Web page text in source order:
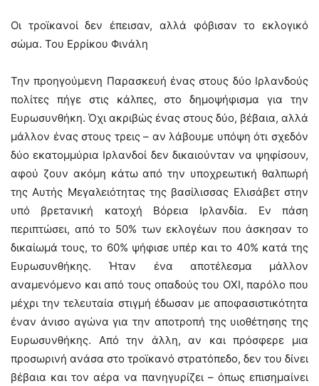
Οι τροϊκανοί δεν έπεισαν, αλλά φόβισαν το εκλογικό
σώμα. Του Ερρίκου Φινάλη
Την προηγούμενη Παρασκευή ένας στους δύο Ιρλανδούς
πολίτες πήγε στις κάλπες, στο δημοψήφισμα για την
Ευρωσυνθήκη. Όχι ακριβώς ένας στους δύο, βέβαια, αλλά
μάλλον ένας στους τρεις – αν λάβουμε υπόψη ότι σχεδόν
δύο εκατομμύρια Ιρλανδοί δεν δικαιούνταν να ψηφίσουν,
αφού ζουν ακόμη κάτω από την υποχρεωτική θαλπωρή
της Αυτής Μεγαλειότητας της βασίλισσας Ελισάβετ στην
υπό βρετανική κατοχή Βόρεια Ιρλανδία. Εν πάση
περιπτώσει, από το 50% των εκλογέων που άσκησαν το
δικαίωμά τους, το 60% ψήφισε υπέρ και το 40% κατά της
Ευρωσυνθήκης. Ήταν ένα αποτέλεσμα μάλλον
αναμενόμενο και από τους οπαδούς του ΟΧΙ, παρόλο που
μέχρι την τελευταία στιγμή έδωσαν με αποφασιστικότητα
έναν άνισο αγώνα για την αποτροπή της υιοθέτησης της
Ευρωσυνθήκης. Από την άλλη, αν και πρόσφερε μια
προσωρινή ανάσα στο τροϊκανό στρατόπεδο, δεν του δίνει
βέβαια και τον αέρα να πανηγυρίζει – όπως επισημαίνει